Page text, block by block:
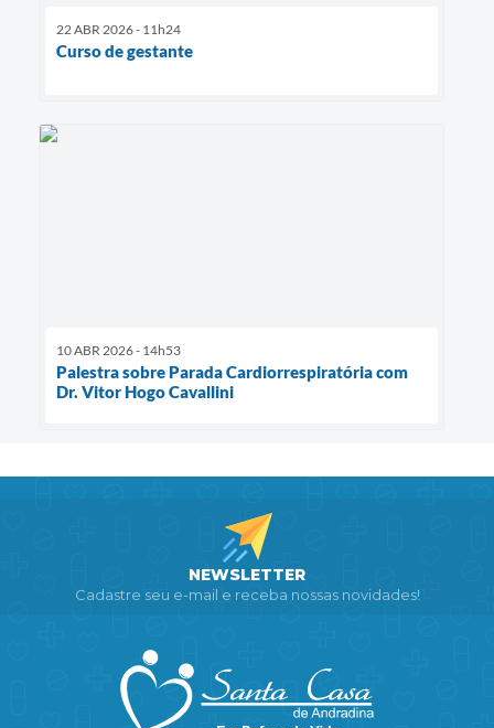
22 ABR 2026 - 11h24
Curso de gestante
10 ABR 2026 - 14h53
Palestra sobre Parada Cardiorrespiratória com
Dr. Vitor Hogo Cavallini
NEWSLETTER
Cadastre seu e-mail e receba nossas novidades!